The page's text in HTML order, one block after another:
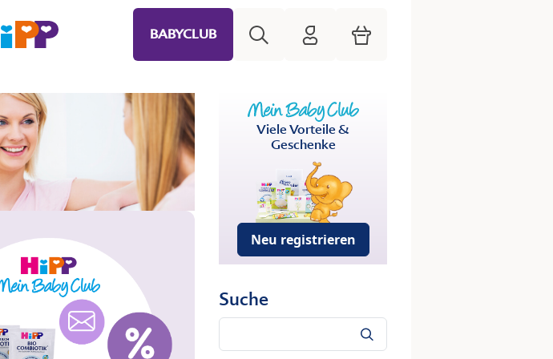
BABYCLUB HiPP Mein Babyclub
Warenkorb
Viele Vorteile &
Geschenke
Neu registrieren
Suche